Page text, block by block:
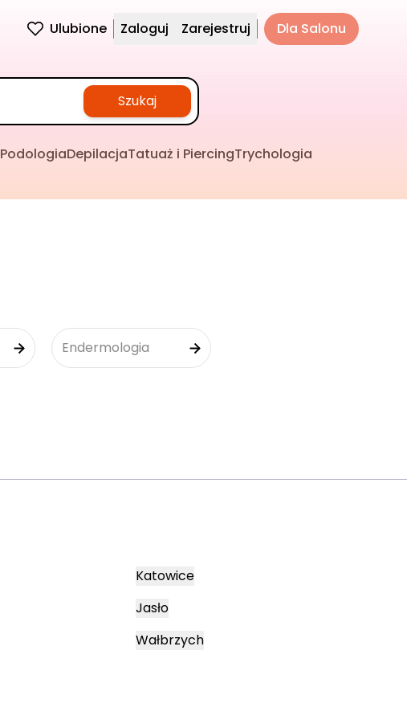
Ulubione Zaloguj Zarejestruj Dla Salonu
Szukaj
PodologiaDepilacjaTatuaż i PiercingTrychologia
Endermologia
Katowice
Jasło
Wałbrzych